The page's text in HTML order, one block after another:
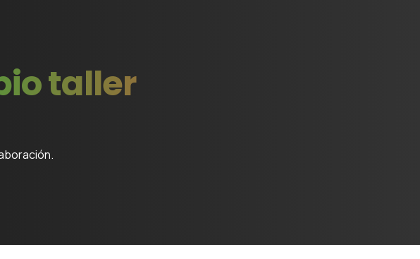
taller